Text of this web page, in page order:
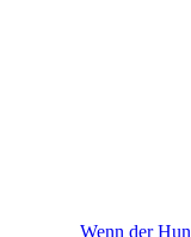
Wenn der